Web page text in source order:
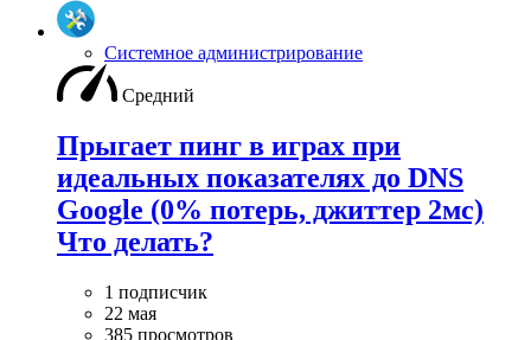
Системное администрирование
Средний
Прыгает пинг в играх при
идеальных показателях до DNS
Google (0% потерь, джиттер 2мс)
Что делать?
1 подписчик
22 мая
385 просмотров